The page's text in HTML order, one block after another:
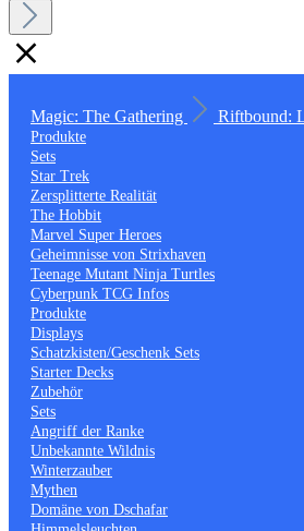
Magic: The Gathering Riftbound:
Produkte
Sets
Star Trek
Zersplitterte Realität
The Hobbit
Marvel Super Heroes
Geheimnisse von Strixhaven
Teenage Mutant Ninja Turtles
Cyberpunk TCG Infos
Produkte
Displays
Schatzkisten/Geschenk Sets
Starter Decks
Zubehör
Sets
Angriff der Ranke
Unbekannte Wildnis
Winterzauber
Mythen
Domäne von Dschafar